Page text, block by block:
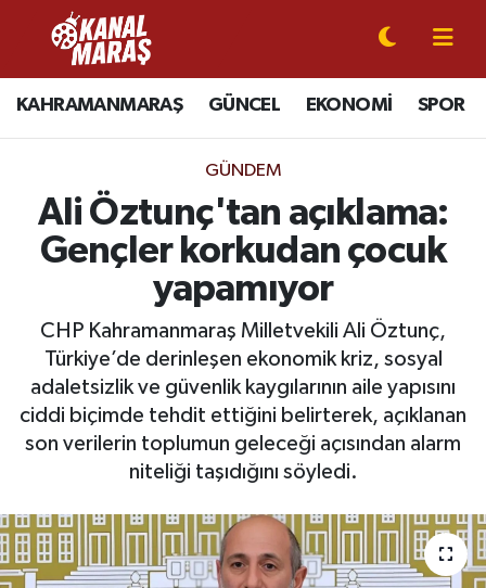
KAHRAMANMARAŞ GÜNCEL EKONOMİ SPOR
GÜNDEM
Ali Öztunç'tan açıklama:
Gençler korkudan çocuk
yapamıyor
CHP Kahramanmaraş Milletvekili Ali Öztunç,
Türkiye’de derinleşen ekonomik kriz, sosyal
adaletsizlik ve güvenlik kaygılarının aile yapısını
ciddi biçimde tehdit ettiğini belirterek, açıklanan
son verilerin toplumun geleceği açısından alarm
niteliği taşıdığını söyledi.
CANLI YAYIN
KAHRAMANMARAŞ
GÜNCEL
SPOR
EKONOMİ
GÜNDEM
MAGAZİN
SAĞLIK
EĞİTİM
Kahramanmaraş Nöbetçi Eczaneler
Kahramanmaraş Hava Durumu
Kahramanmaraş Namaz Vakitleri
Kahramanmaraş Trafik Yoğunluk Haritası
Süper Lig Puan Durumu ve Fikstür
Tüm Manşetler
Son Dakika Haberleri
Haber Arşivi